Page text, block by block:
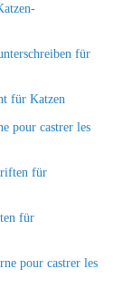
für
für Katzen
pour castrer les
für
für
pour castrer les